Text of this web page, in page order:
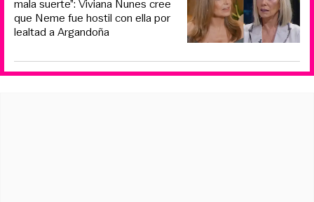
mala suerte”: Viviana Nunes cree
que Neme fue hostil con ella por
lealtad a Argandoña